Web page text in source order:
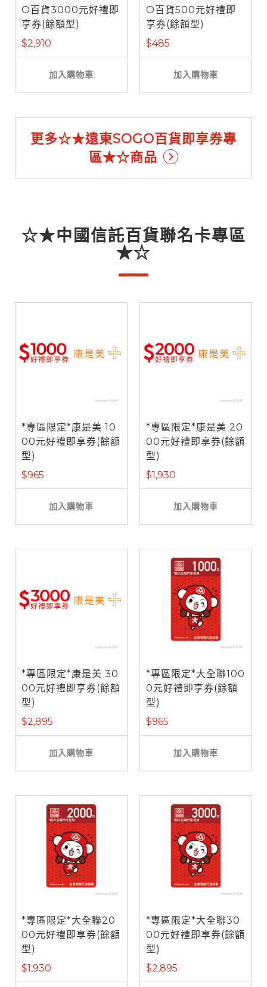
O百貨3000元好禮即
享券(餘額型)
$2,910
加入購物車
O百貨500元好禮即
享券(餘額型)
$485
加入購物車
更多☆★遠東SOGO百貨即享券專
區★☆商品
☆★中國信託百貨聯名卡專區
★☆
*專區限定*康是美 10
00元好禮即享券(餘額
型)
$965
加入購物車
*專區限定*康是美 20
00元好禮即享券(餘額
型)
$1,930
加入購物車
*專區限定*康是美 30
00元好禮即享券(餘額
型)
$2,895
加入購物車
*專區限定*大全聯100
0元好禮即享券(餘額
型)
$965
加入購物車
*專區限定*大全聯20
00元好禮即享券(餘額
型)
$1,930
*專區限定*大全聯30
00元好禮即享券(餘額
型)
$2,895